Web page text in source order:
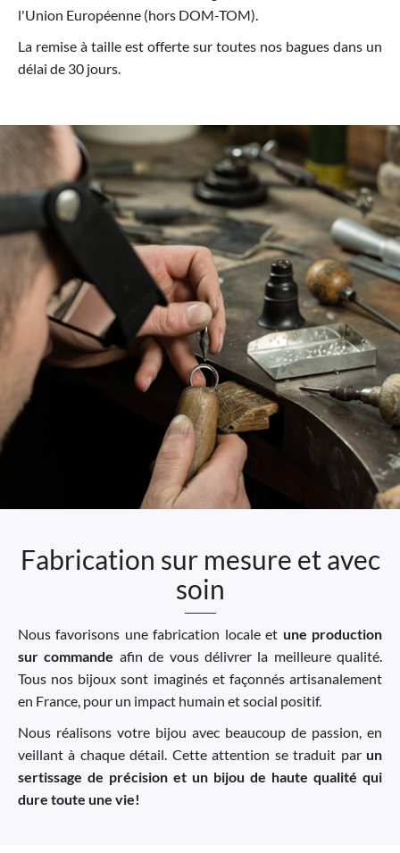
l'Union Européenne (hors DOM-TOM).
La remise à taille est offerte sur toutes nos bagues dans un
délai de 30 jours.
Fabrication sur mesure et avec
soin
Nous favorisons une fabrication locale et une production
sur commande afin de vous délivrer la meilleure qualité.
Tous nos bijoux sont imaginés et façonnés artisanalement
en France, pour un impact humain et social positif.
Nous réalisons votre bijou avec beaucoup de passion, en
veillant à chaque détail. Cette attention se traduit par un
sertissage de précision et un bijou de haute qualité qui
dure toute une vie!